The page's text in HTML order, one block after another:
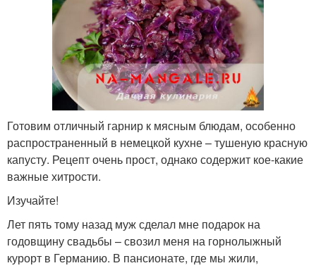
Готовим отличный гарнир к мясным блюдам, особенно
распространенный в немецкой кухне – тушеную красную
капусту. Рецепт очень прост, однако содержит кое-какие
важные хитрости.
Изучайте!
Лет пять тому назад муж сделал мне подарок на
годовщину свадьбы – свозил меня на горнолыжный
курорт в Германию. В пансионате, где мы жили,